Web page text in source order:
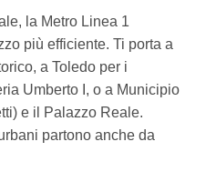
la Metro Linea 1
più efficiente. Ti porta a
a Toledo per i
Umberto I, o a Municipio
e il Palazzo Reale.
partono anche da